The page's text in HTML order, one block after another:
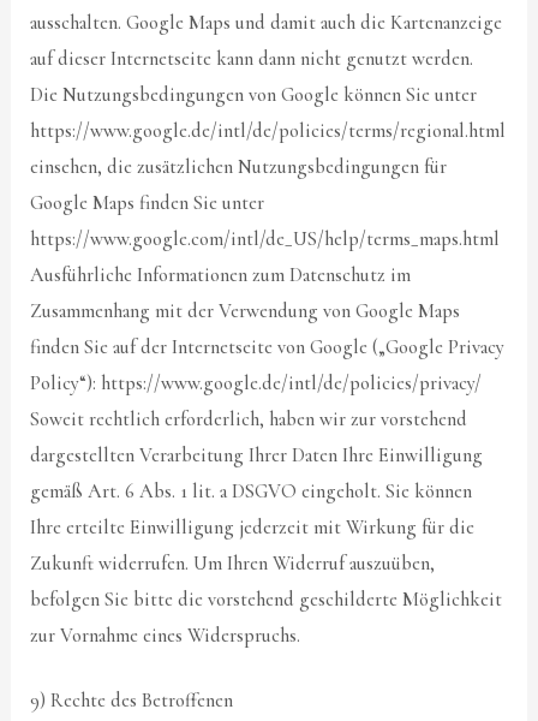
ausschalten. Google Maps und damit auch die Kartenanzeige
auf dieser Internetseite kann dann nicht genutzt werden.
Die Nutzungsbedingungen von Google können Sie unter
https://www.google.de/intl/de/policies/terms/regional.html
einsehen, die zusätzlichen Nutzungsbedingungen für
Google Maps finden Sie unter
https://www.google.com/intl/de_US/help/terms_maps.html
Ausführliche Informationen zum Datenschutz im
Zusammenhang mit der Verwendung von Google Maps
finden Sie auf der Internetseite von Google („Google Privacy
Policy“): https://www.google.de/intl/de/policies/privacy/
Soweit rechtlich erforderlich, haben wir zur vorstehend
dargestellten Verarbeitung Ihrer Daten Ihre Einwilligung
gemäß Art. 6 Abs. 1 lit. a DSGVO eingeholt. Sie können
Ihre erteilte Einwilligung jederzeit mit Wirkung für die
Zukunft widerrufen. Um Ihren Widerruf auszuüben,
befolgen Sie bitte die vorstehend geschilderte Möglichkeit
zur Vornahme eines Widerspruchs.
9) Rechte des Betroffenen